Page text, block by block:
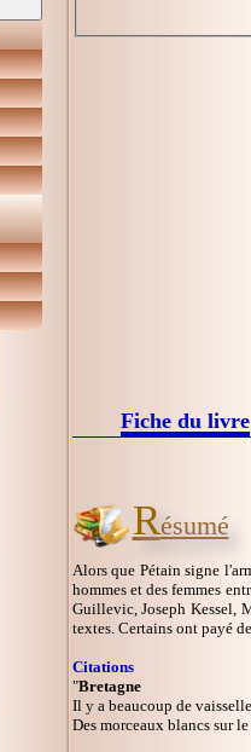
Fiche du livre
Résumé
Alors que Pétain signe
hommes et des femmes
Guillevic, Joseph Kessel,
textes. Certains ont payé
Citations
"Bretagne
Il y a beaucoup de vaisselle,
Des morceaux blancs sur le